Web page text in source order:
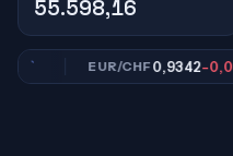
55.598,16
EUR/CHF0,9342-0,08%